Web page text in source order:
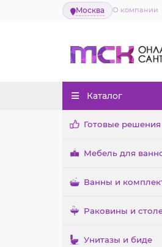
Москва О компании
Каталог
Готовые решения
Мебель для
Ванны и
Раковины и
Унитазы и биде